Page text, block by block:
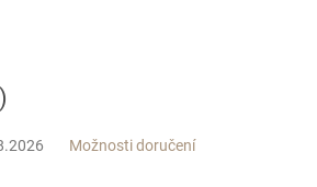
Možnosti doručení